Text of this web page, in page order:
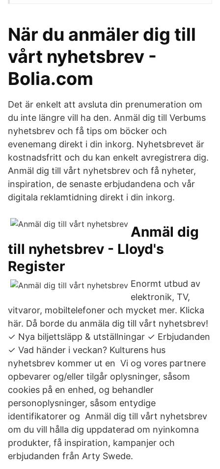
När du anmäler dig till
vårt nyhetsbrev -
Bolia.com
Det är enkelt att avsluta din prenumeration om
du inte längre vill ha den. Anmäl dig till Verbums
nyhetsbrev och få tips om böcker och
evenemang direkt i din inkorg. Nyhetsbrevet är
kostnadsfritt och du kan enkelt avregistrera dig.
Anmäl dig till vårt nyhetsbrev och få nyheter,
inspiration, de senaste erbjudandena och vår
digitala reklamtidning direkt i din inkorg.
Anmäl dig
till nyhetsbrev - Lloyd's
Register
Enormt utbud av
elektronik, TV,
vitvaror, mobiltelefoner och mycket mer. Klicka
här. Då borde du anmäla dig till vårt nyhetsbrev!
✓ Nya biljettsläpp & utställningar ✓ Erbjudanden
✓ Vad händer i veckan? Kulturens hus
nyhetsbrev kommer ut en Vi og vores partnere
opbevarer og/eller tilgår oplysninger, såsom
cookies på en enhed, og behandler
personoplysninger, såsom entydige
identifikatorer og Anmäl dig till vårt nyhetsbrev
om du vill hålla dig uppdaterad om nyinkomna
produkter, få inspiration, kampanjer och
erbjudanden från Arty Swede.